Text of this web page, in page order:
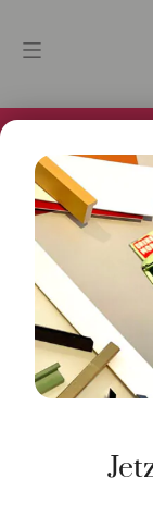
Start/Kunst